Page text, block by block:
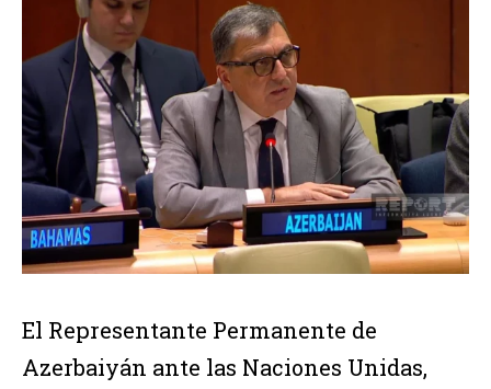
El Representante Permanente de
Azerbaiyán ante las Naciones Unidas,